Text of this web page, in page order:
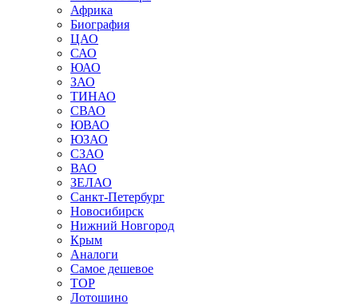
Африка
Биография
ЦАО
САО
ЮАО
ЗАО
ТИНАО
СВАО
ЮВАО
ЮЗАО
СЗАО
ВАО
ЗЕЛАО
Санкт-Петербург
Новосибирск
Нижний Новгород
Крым
Аналоги
Самое дешевое
TOP
Лотошино